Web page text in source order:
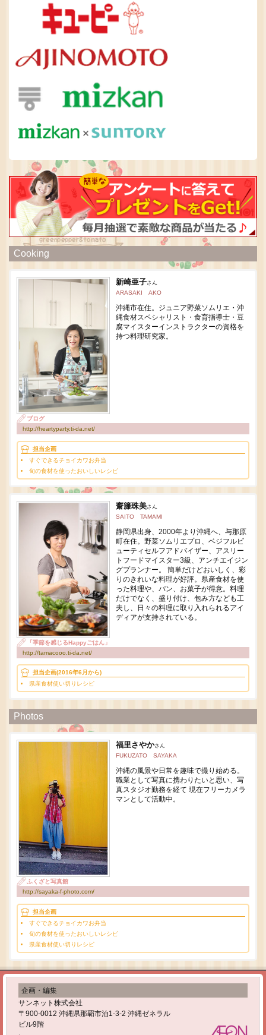
Cooking
新崎亜子さん
ARASAKI AKO
沖縄市在住。ジュニア野菜ソムリエ・沖
縄食材スペシャリスト・食育指導士・豆
腐マイスターインストラクターの資格を
持つ料理研究家。
ブログ
http://heartyparty.ti-da.net/
担当企画
すぐできるチョイカワお弁当
旬の食材を使ったおいしいレシピ
齋籐珠美さん
SAITO TAMAMI
静岡県出身、2000年より沖縄へ、与那原
町在住。野菜ソムリエプロ、ベジフルビ
ューティセルフアドバイザー、アスリー
トフードマイスター3級、アンチエイジン
グプランナー。 簡単だけどおいしく、彩
りのきれいな料理が好評。県産食材を使
った料理や、パン、お菓子が得意。料理
だけでなく、盛り付け、包み方なども工
夫し、日々の料理に取り入れられるアイ
ディアが支持されている。
「季節を感じるHappyごはん」
http://tamacooo.ti-da.net/
担当企画(2016年6月から)
県産食材使い切りレシピ
Photos
福里さやかさん
FUKUZATO SAYAKA
沖縄の風景や日常を趣味で撮り始める。
職業として写真に携わりたいと思い、写
真スタジオ勤務を経て 現在フリーカメラ
マンとして活動中。
ふくざと写真館
http://sayaka-f-photo.com/
担当企画
すぐできるチョイカワお弁当
旬の食材を使ったおいしいレシピ
県産食材使い切りレシピ
企画・編集
サンネット株式会社
〒900-0012 沖縄県那覇市泊1-3-2 沖縄ゼネラル
ビル9階